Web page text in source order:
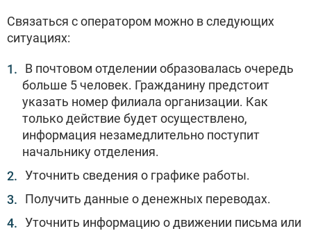
Связаться с оператором можно в следующих
ситуациях:
В почтовом отделении образовалась очередь
больше 5 человек. Гражданину предстоит
указать номер филиала организации. Как
только действие будет осуществлено,
информация незамедлительно поступит
начальнику отделения.
Уточнить сведения о графике работы.
Получить данные о денежных переводах.
Уточнить информацию о движении письма или